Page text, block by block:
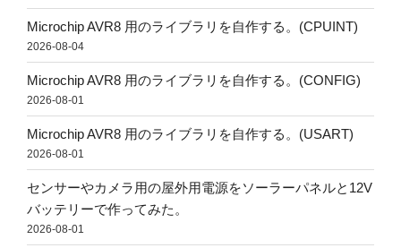
Microchip AVR8 用のライブラリを自作する。(CPUINT)
2026-08-04
Microchip AVR8 用のライブラリを自作する。(CONFIG)
2026-08-01
Microchip AVR8 用のライブラリを自作する。(USART)
2026-08-01
センサーやカメラ用の屋外用電源をソーラーパネルと12V
バッテリーで作ってみた。
2026-08-01